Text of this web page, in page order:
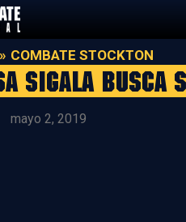
» COMBATE STOCKTON
Sigala busca
mayo 2, 2019